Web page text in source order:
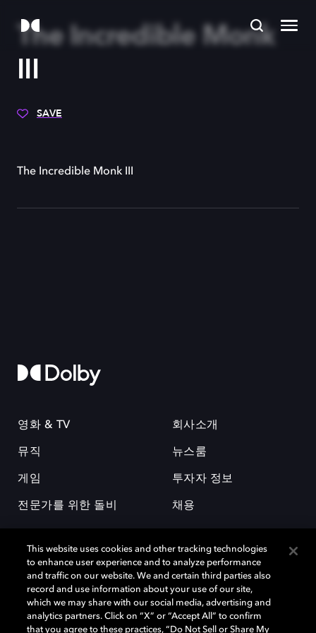
The Incredible Monk
III
SAVE
The Incredible Monk III
영화 & TV
뮤직
게임
전문가를 위한 돌비
회사소개
뉴스룸
투자자 정보
채용
돌비(Dolby)와 double-D 심볼은 미국 및 기타 국가 돌비래버러토리스
(Dolby Laboratories, Inc.)의 등록 및 미등록 상표이다. 그 밖에 다른 자료에
This website uses cookies and other tracking technologies
to enhance user experience and to analyze performance
and traffic on our website. We and certain third parties also
record and use information about your use of our site,
which we may share with our social media, advertising and
analytics partners. Click on “X” or “Accept All” to confirm
that you agree to these practices, “Do Not Sell or Share My